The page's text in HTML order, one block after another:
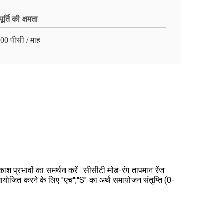
की क्षमता
पीसी / माह
प्रभावों का समर्थन करें।सीसीटी मोड-रंग तापमान रेंज:
करने के लिए "एच";"S" का अर्थ समायोजन संतृप्ति (0-